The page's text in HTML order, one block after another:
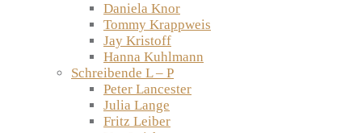
Daniela Knor
Tommy Krappweis
Jay Kristoff
Hanna Kuhlmann
Schreibende L – P
Peter Lancester
Julia Lange
Fritz Leiber